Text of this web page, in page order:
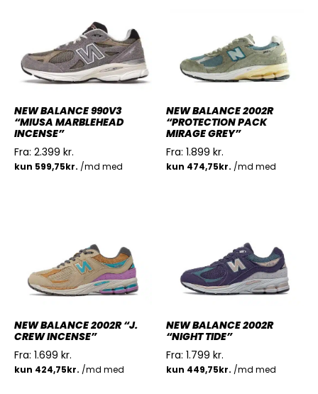
NEW BALANCE 990V3
“MIUSA MARBLEHEAD
INCENSE”
Fra: 2.399 kr.
NEW BALANCE 2002R
“PROTECTION PACK
MIRAGE GREY”
Fra: 1.899 kr.
NEW BALANCE 2002R “J.
CREW INCENSE”
Fra: 1.699 kr.
NEW BALANCE 2002R
“NIGHT TIDE”
Fra: 1.799 kr.